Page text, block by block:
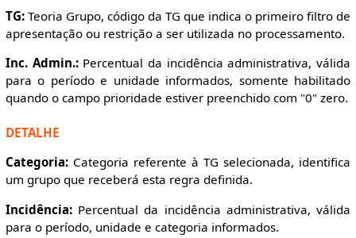
TG:Teoria Grupo, código da TG que indica o primeiro filtro de
apresentação ou restrição a ser utilizada no processamento.
Inc. Admin.:Percentual da incidência administrativa, válida
para o período e unidade informados, somente habilitado
quando o campo prioridade estiver preenchido com "0" zero.
DETALHE
Categoria:Categoria referente à TG selecionada, identifica
um grupo que receberá esta regra definida.
Incidência:Percentual da incidência administrativa, válida
para o período, unidade e categoria informados.